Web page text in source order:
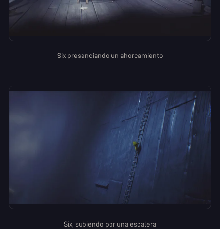
Six presenciando un ahorcamiento
Six, subiendo por una escalera